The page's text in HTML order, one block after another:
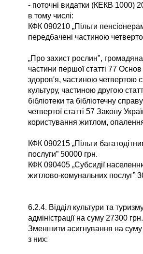
- поточні видатки (КЕКВ 1000)
в тому числі:
КФК 090210 „Пільги
передбачені частиною
„Про захист рослин",
частини першої статті 77
здоров'я, частиною четвертою
культуру, частиною другою
бібліотеки та бібліотечну
четвертої статті 57 Закону
користування житлом,
КФК 090215 „Пільги
послуги” 50000 грн.
КФК 090405 „Субсидії
житлово-комунальних послуг”
6.2.4. Відділ культури та
адміністрації на суму 27300 грн.
Зменшити асигнування на
з них: